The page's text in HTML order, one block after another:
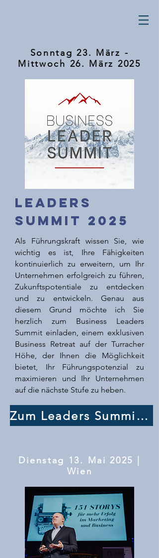
Sonntag 23. März -
Mittwoch 26. März 2025
leaders
Summit 2025
Als Führungskraft wissen Sie, wie
wichtig es ist, Ihre Fähigkeiten
kontinuierlich zu erweitern, um Ihr
Unternehmen erfolgreich zu führen,
Zukunftspotentiale zu entdecken
und zu entwickeln. Genau aus
diesem Grund möchte ich Sie
herzlich zum Business Leaders
Summit einladen, einem exklusiven
Business Retreat auf der Turracher
Höhe, der Ihnen die Möglichkeit
bietet, Ihr Führungspotenzial zu
maximieren und Ihr Unternehmen
auf die nächste Stufe zu heben.
Zum Leaders Summit >>>
Dienstag 13. Mai 2025 |
Wie n